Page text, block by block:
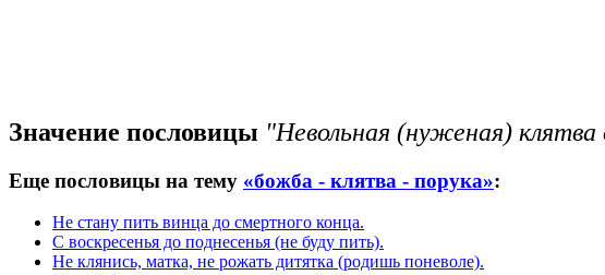
Значение пословицы "Невольная (нуженая)
Еще пословицы на тему «божба - клятва - порука»:
Не стану пить винца до смертного конца.
С воскресенья до поднесенья (не буду пить).
Не клянись, матка, не рожать дитятка (родишь поневоле).